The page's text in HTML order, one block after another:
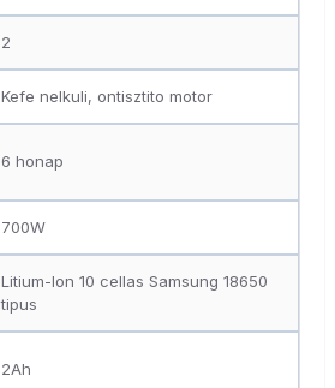
2
Kefe nelkuli, ontisztito motor
6 honap
700W
Litium-Ion 10 cellas Samsung 18650
tipus
2Ah